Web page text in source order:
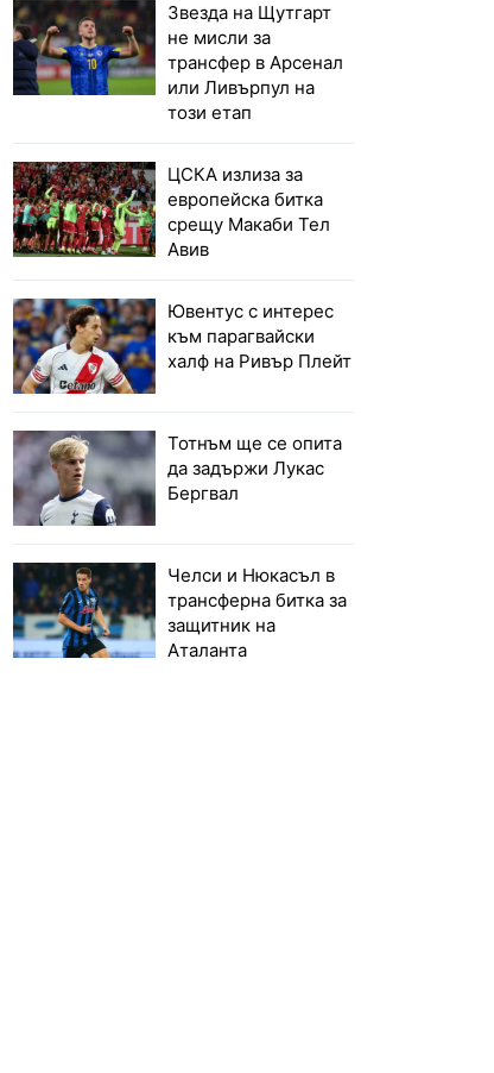
Звезда на Щутгарт
не мисли за
трансфер в Арсенал
или Ливърпул на
този етап
ЦСКА излиза за
европейска битка
срещу Макаби Тел
Авив
Ювентус с интерес
към парагвайски
халф на Ривър Плейт
Тотнъм ще се опита
да задържи Лукас
Бергвал
Челси и Нюкасъл в
трансферна битка за
защитник на
Аталанта